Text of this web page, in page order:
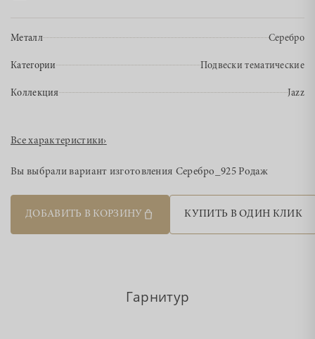
Металл Серебро
Категории Подвески тематические
Коллекция Jazz
Все характеристики›
Вы выбрали вариант изготовления Серебро_925 Родаж
ДОБАВИТЬ В КОРЗИНУ КУПИТЬ В ОДИН КЛИК
Гарнитур